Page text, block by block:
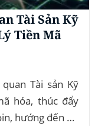
Tài Sản Kỹ
Tiền Mã
Tài sản Kỹ
hóa, thúc đẩy
hướng đến hệ